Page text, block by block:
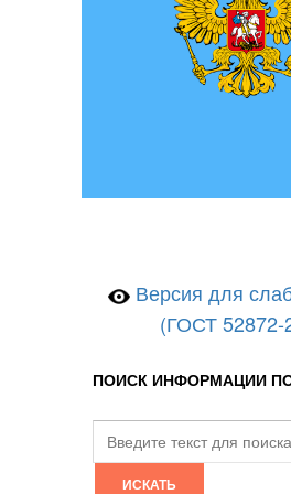
Версия для
(ГОСТ 52872-
ПОИСК ИНФОРМАЦИИ